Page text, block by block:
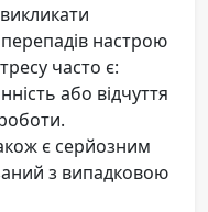
настрою
часто є:
або відчуття
є серйозним
з випадковою